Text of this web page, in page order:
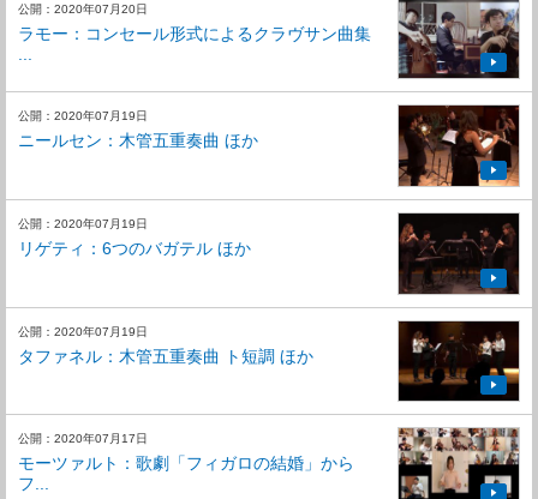
公開：2020年07月20日
ラモー：コンセール形式によるクラヴサン曲集
公開：2020年07月19日
ニールセン：木管五重奏曲 ほか
公開：2020年07月19日
リゲティ：6つのバガテル ほか
公開：2020年07月19日
タファネル：木管五重奏曲 ト短調 ほか
公開：2020年07月17日
モーツァルト：歌劇「フィガロの結婚」から
フ...